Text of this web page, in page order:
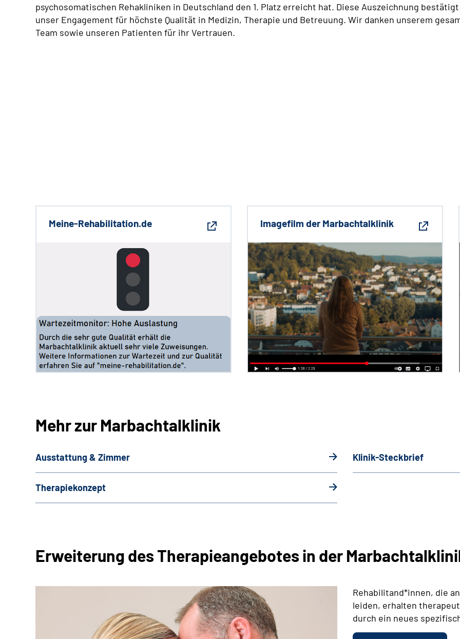
psychosomatischen Rehakliniken in Deutschland den 1. Platz erreicht hat. Diese Auszeichnung bestätigt
unser Engagement für höchste Qualität in Medizin, Therapie und Betreuung. Wir danken unserem
Team sowie unseren Patienten für ihr Vertrauen.
Meine-Rehabilitation.de Imagefilm der Marbachtalklinik
Mehr zur Marbachtalklinik
Ausstattung & Zimmer Klinik-Steckbrief
Therapiekonzept
Erweiterung des Therapieangebotes in der
Rehabilitand*innen, die
leiden, erhalten
durch ein neues